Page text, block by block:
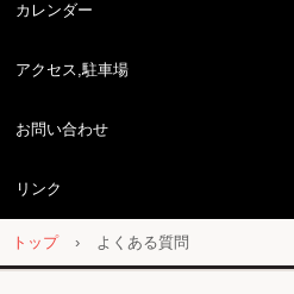
カレンダー
アクセス,駐車場
お問い合わせ
リンク
トップ › よくある質問